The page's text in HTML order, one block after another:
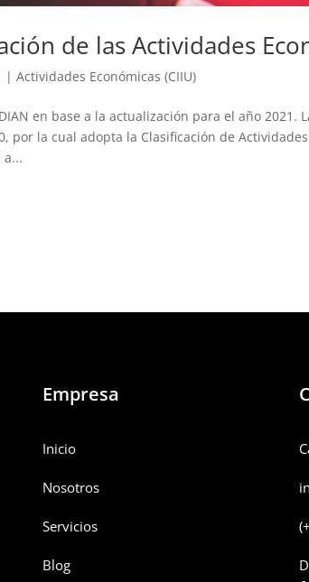
de las Actividades
|Actividades Económicas (CIIU)
en base a la actualización para el año 2021.
por la cual adopta la Clasificación de
Empresa
Inicio
Nosotros
Servicios
Blog